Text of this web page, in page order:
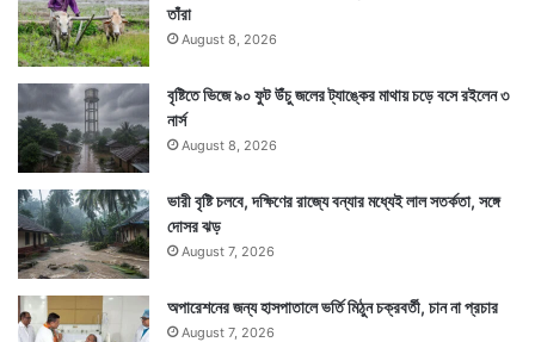
তাঁরা
August 8, 2026
বৃষ্টিতে ভিজে ৯০ ফুট উঁচু জলের ট্যাঙ্কের মাথায় চড়ে বসে রইলেন ৩
নার্স
August 8, 2026
ভারী বৃষ্টি চলবে, দক্ষিণের রাজ্যে বন্যার মধ্যেই লাল সতর্কতা, সঙ্গে
দোসর ঝড়
August 7, 2026
অপারেশনের জন্য হাসপাতালে ভর্তি মিঠুন চক্রবর্তী, চান না প্রচার
August 7, 2026